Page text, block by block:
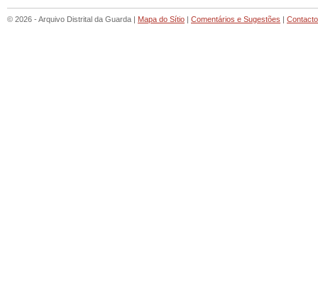
© 2026 - Arquivo Distrital da Guarda | Mapa do Sítio | Comentários e Sugestões |